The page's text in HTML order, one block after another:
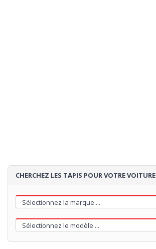
CHERCHEZ LES TAPIS POUR VOTRE VOITURE